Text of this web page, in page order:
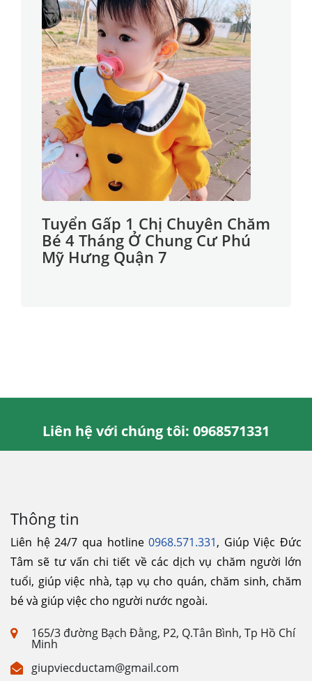
Tuyển Gấp 1 Chị Chuyên Chăm
Bé 4 Tháng Ở Chung Cư Phú
Mỹ Hưng Quận 7
Liên hệ với chúng tôi: 0968571331
Thông tin
Liên hệ 24/7 qua hotline0968.571.331, Giúp Việc Đức
Tâm sẽ tư vấn chi tiết về các dịch vụ chăm người lớn
tuổi, giúp việc nhà, tạp vụ cho quán, chăm sinh, chăm
bé và giúp việc cho người nước ngoài.
165/3 đường Bạch Đằng, P2, Q.Tân Bình, Tp Hồ Chí
Minh
giupviecductam@gmail.com